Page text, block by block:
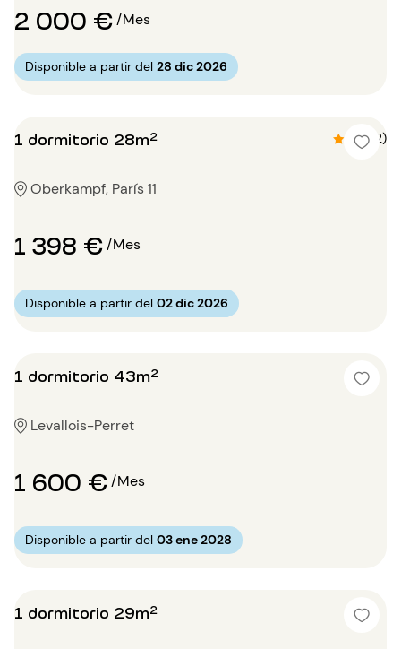
2 000 €/Mes
Disponible a partir del 28 dic 2026
1 dormitorio 28m² 4.5 (2)
Oberkampf, París 11
1 398 €/Mes
Disponible a partir del 02 dic 2026
1 dormitorio 43m²
Levallois-Perret
1 600 €/Mes
Disponible a partir del 03 ene 2028
1 dormitorio 29m²